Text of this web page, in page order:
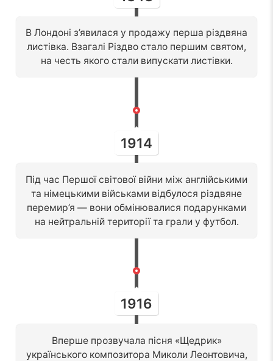
В Лондоні з’явилася у продажу перша різдвяна
листівка. Взагалі Різдво стало першим святом,
на честь якого стали випускати листівки.
1914
Під час Першої світової війни між англійськими
та німецькими військами відбулося різдвяне
перемир’я — вони обмінювалися подарунками
на нейтральній території та грали у футбол.
1916
Вперше прозвучала пісня «Щедрик»
українського композитора Миколи Леонтовича,